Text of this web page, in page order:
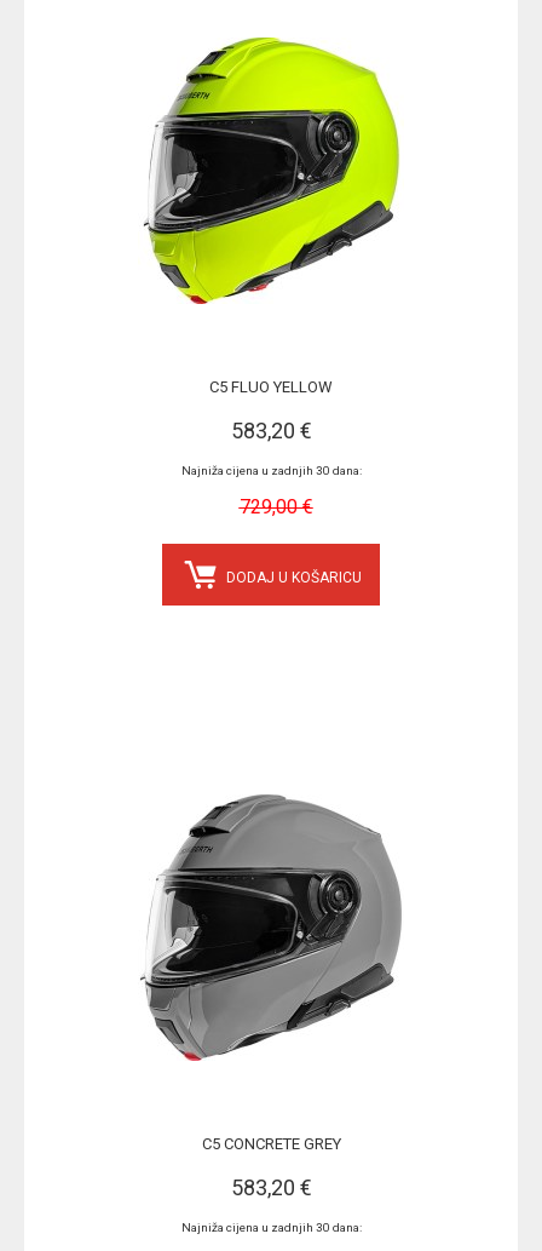
C5 FLUO YELLOW
583,20 €
Najniža cijena u zadnjih 30 dana:
729,00 €
DODAJ U KOŠARICU
C5 CONCRETE GREY
583,20 €
Najniža cijena u zadnjih 30 dana: